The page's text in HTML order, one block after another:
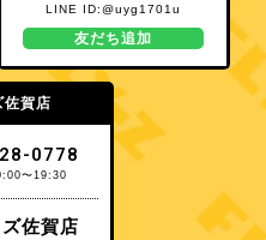
LINE ID:@uyg1701u
友だち追加
佐賀店
0778
〜19:30
佐賀店